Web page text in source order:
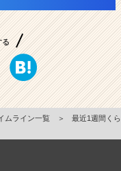
る
ムライン一覧 ＞
最近1週間くら